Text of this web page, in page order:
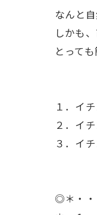
ㅤなん
しかも
とって
１．イ
２．イ
３．イ
◎＊・